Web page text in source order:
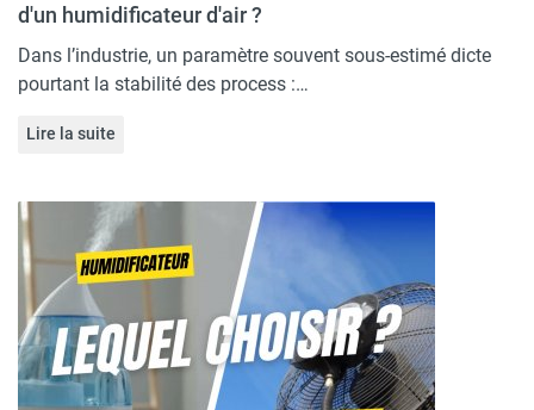
d'un humidificateur d'air ?
Dans l’industrie, un paramètre souvent sous-estimé dicte
pourtant la stabilité des process :…
Lire la suite